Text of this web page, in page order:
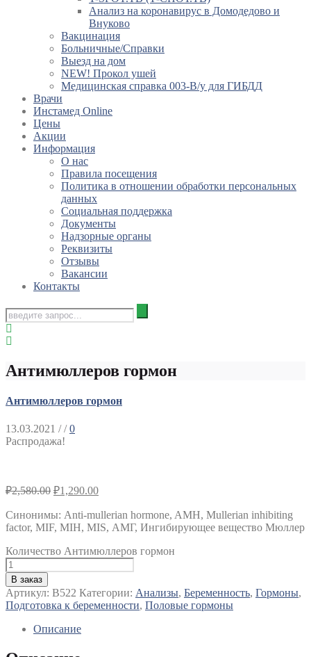
Анализ на коронавирус в Домодедово и
Внуково
Вакцинация
Больничные/Справки
Выезд на дом
NEW! Прокол ушей
Медицинская справка 003-В/у для ГИБДД
Врачи
Инстамед Online
Цены
Акции
Информация
О нас
Правила посещения
Политика в отношении обработки персональных
данных
Социальная поддержка
Документы
Надзорные органы
Реквизиты
Отзывы
Вакансии
Контакты
Антимюллеров гормон
Антимюллеров гормон
13.03.2021 / /0
Распродажа!
₽2,580.00 ₽1,290.00
Синонимы: Anti-mullerian hormone, AMH, Mullerian inhibiting
factor, MIF, MIH, MIS, АМГ, Ингибирующее вещество Мюллер
Количество Антимюллеров гормон
В заказ
Артикул: B522 Категории: Анализы, Беременность, Гормоны,
Подготовка к беременности, Половые гормоны
Описание